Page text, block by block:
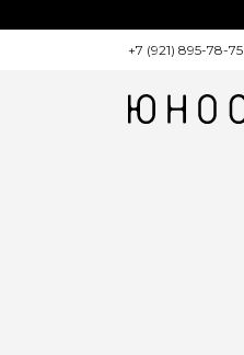
+7 (921) 895-78-75